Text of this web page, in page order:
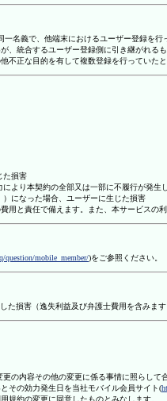
名義で、他端末におけるユーザー登録を
、統合するユーザー登録側に引き継がれるも
正な目的を有して複数登録を行っていた
た損害
より本契約の全部又は一部に不履行が発生
になった場合、ユーザーに生じた損害
と責任で備えます。また、本サービスの
question/mobile_member/)をご参照ください。
損害（逸失利益及び弁護士費用を含みます
の内容その他の変更に係る事情に照らして
その効力発生日を当社モバイル会員サイト(
規約の変更に同意したものとみなします。